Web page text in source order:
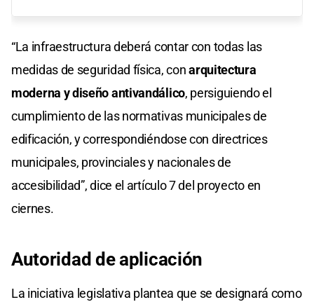
“La infraestructura deberá contar con todas las
medidas de seguridad física, conarquitectura
moderna y diseño antivandálico, persiguiendo el
cumplimiento de las normativas municipales de
edificación, y correspondiéndose con directrices
municipales, provinciales y nacionales de
accesibilidad”, dice el artículo 7 del proyecto en
ciernes.
Autoridad de aplicación
La iniciativa legislativa plantea que se designará como